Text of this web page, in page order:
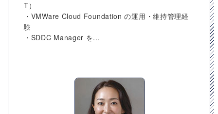
T）
・VMWare Cloud Foundation の運用・維持管理経
験
・SDDC Manager を...